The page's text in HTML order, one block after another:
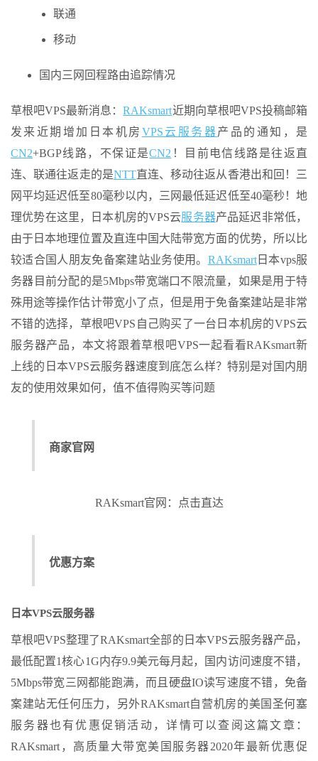
联通
移动
国内三网回程路由追踪情况
草根吧VPS最新消息：RAKsmart近期向草根吧VPS投稿邮箱
发来近期增加日本机房 VPS云 服务器产品的通知，是
CN2+BGP线路，不保证是CN2 ！目前电信线路是往返直
连、联通往返走的是NTT直连、移动往返从香港出和回！三
网平均延迟低至80毫秒以内，三网最低延迟低至40毫秒！地
理优势在这里，日本机房的VPS云服务器产品延迟非常低，
由于日本地理位置及直连中国大陆带宽方面的优势，所以比
较适合国人朋友免备案建站业务使用。 RAKsmart日本vps服
务器目前分配的是5Mbps带宽端口不限流量，如果是用于特
殊用途等操作估计带宽小了点，但是用于免备案建站是非常
不错的选择，草根吧VPS自己购买了一台日本机房的VPS云
服务器产品，本文将跟着草根吧VPS一起看看RAKsmart新
上线的日本VPS云服务器速度到底怎么样？特别是对国内朋
友的使用效果如何，值不值得购买等问题
商家官网
RAKsmart官网：点击直达
优惠方案
日本VPS云服务器
草根吧VPS整理了RAKsmart全部的日本VPS云服务器产品，
最低配置1核心1G内存9.9美元每月起，国内访问速度不错，
5Mbps带宽三网都能跑满，而且硬盘IO读写速度不错，免备
案建站无任何压力，另外RAKsmart自营机房的美国圣何塞
服务器也有优惠促销活动，详情可以查阅这篇文章：
RAKsmart，高质量大带宽美国服务器2020年最新优惠促